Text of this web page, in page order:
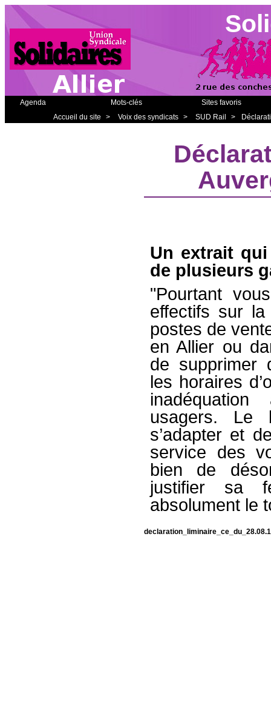
Agenda Mots-clés
Sites favoris
Accueil du site
> Voix des syndicats > SUD Rail >
Un extrait
de plusieurs
"Pourtant
effectifs sur
postes de
en Allier ou
de supprimer
les horaires
usagers. Le
s’adapter et
service des
bien de
justifier sa
absolument le